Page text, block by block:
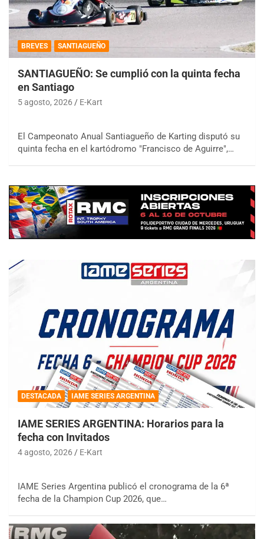
BREVES SANTIAGUEÑO
SANTIAGUEÑO: Se cumplió con la quinta fecha
en Santiago
5 agosto, 2026 E-Kart
El Campeonato Anual Santiagueño de Karting disputó su
quinta fecha en el kartódromo "Francisco de Aguirre",…
DESTACADA IAME SERIES ARGENTINA
IAME SERIES ARGENTINA: Horarios para la
fecha con Invitados
4 agosto, 2026 E-Kart
IAME Series Argentina publicó el cronograma de la 6ª
fecha de la Champion Cup 2026, que…